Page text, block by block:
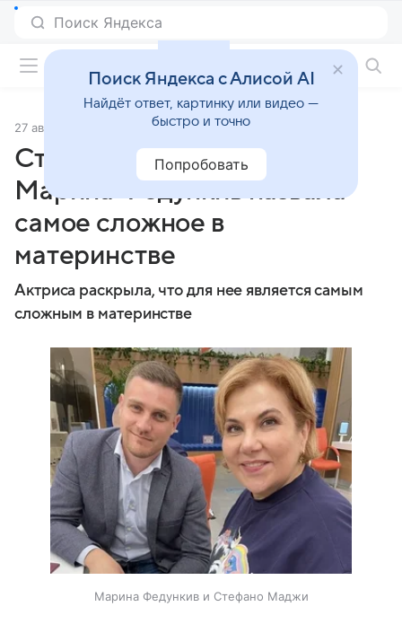
27 августа 2025 Источник:Lenta.Ru
Ставшая матерью в 53 года
Марина Федункив назвала
самое сложное в
материнстве
Актриса раскрыла, что для нее является самым
сложным в материнстве
Марина Федункив и Стефано Маджи
Поиск Яндекса с Алисой AI
Найдёт ответ, картинку или видео —
быстро и точно
Попробовать